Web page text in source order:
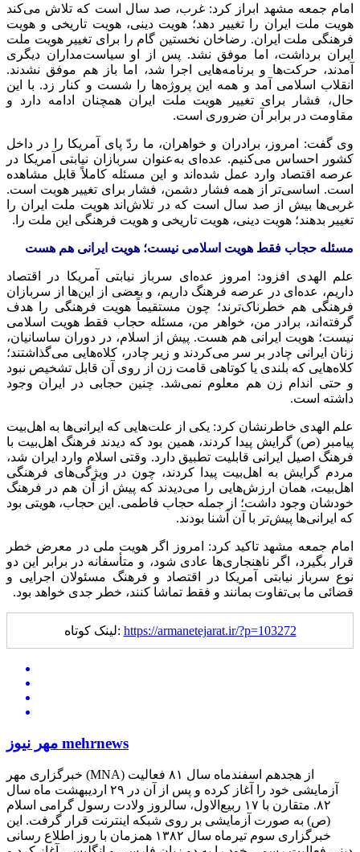
امام جمعه مشهد ابراز کرد: غرب، صد سال است که تلاش می‌کند
هویت ملت ایران را تغییر دهد؛ هویت دینی، هویت تاریخی و هویت
فرهنگی ملت ایران. رضاخان نخستین گام را برای تغییر هویت ملت
ایران برداشت، اما موفق نشد. پس از او سیاست‌مداران دیگری
آمدند، حرکت‌ها و برنامه‌هایی اجرا شد، اما باز هم موفق نشدند.
انقلاب اسلامی آمد و همه این پروژه‌ها را شست و کنار زد. با این
حال، فشار برای تغییر هویت ملت ایران همچنان ادامه دارد و
مقاومت در برابر آن ضروری است.
وی گفت: امروز، برادران و خواهران، ما ردّ پای آمریکا را در داخل
کشور احساس می‌کنیم. عده‌ای به‌عنوان سربازان نیابتی آمریکا در
عرصه اقتصاد وارد عمل شده‌اند و این مسئله کاملاً قابل مشاهده
است. اساسی‌تر از همه فشار دشمن، فشار برای تغییر هویت است.
غربی‌ها بیش از صد سال است که در تلاش‌اند هویت ملت ایران را
تغییر بدهند؛ هویت دینی، هویت تاریخی و هویت فرهنگی این ملت را.
مسئله حجاب فقط هویت اسلامی نیست؛ هویت ایرانی هم هست
علم الهدی افزود: امروز عده‌ای سرباز نیابتی آمریکا در اقتصاد
داریم، عده‌ای در عرصه فرهنگ داریم، و بعضی از این‌ها از سربازان
فرهنگی هم خطرناک‌ترند؛ چون مستقیماً هویت فرهنگی را هدف
گرفته‌اند، برادر من، خواهر من، مسئله حجاب فقط هویت اسلامی
نیست؛ هویت ایرانی هم هست. پیش از اسلام، در دوران ساسانیان،
زنان ایرانی چادر بر سر می‌کردند و زیر چادر، کلاه‌هایی می‌گذاشتند؛
کلاه‌هایی که بلندی یا کوتاهی قامت زن از روی آن قابل تشخیص نبود
و حتی اندام زن هم معلوم نمی‌شد. چنین حجابی در ایران وجود
داشته است.
علم الهدی خاطرنشان کرد: یکی از علت‌هایی که ایرانی‌ها به اهل‌بیت
پیامبر (ص) گرایش پیدا کردند، همین بود که دیدند فرهنگ اهل‌بیت با
فرهنگ اصیل ایرانی قابلیت تطبیق دارد. وقتی اسلام وارد ایران شد،
مردم گرایش به اهل‌بیت پیدا کردند، چون در ویژگی‌های فرهنگی
اهل‌بیت، همان ارزش‌هایی را می‌دیدند که پیش از آن هم در فرهنگ
خودشان وجود داشت؛ از جمله حجاب فاطمی. این حجاب، هویتی بود
که ایرانی‌ها پیش‌تر با آن آشنا بودند.
امام جمعه مشهد تاکید کرد: امروز اگر هویت ملی در معرض خطر
قرار بگیرد، اگر ناهنجاری‌ها عادی شود، و متأسفانه در برابر این دو
نوع سرباز نیابتی آمریکا در اقتصاد و فرهنگ مسئولان اجرایی و
قضائی ما بی‌تفاوت بمانند و فقط تماشا کنند، خطر جدی خواهد بود.
لینک کوتاه: https://armanetejarat.ir/?p=103272
مهر نیوز mehrnews
خبرگزاری مهر (MNA) از هجدهم اسفندماه سال ۸۱ فعالیت
آزمایشی خود را آغاز کرده و پس از آن در ۲۹ اردیبهشت ماه سال
۸۲. متقارن با ۱۷ ربیع‌الاول، سالروز ولادت رسول گرامی اسلام
(ص) به صورت آزمایشی بر روی شبکه اینترنت قرار گرفت. این
خبرگزاری سوم تیرماه سال ۱۳۸۲ همزمان با روز اطلاع رسانی